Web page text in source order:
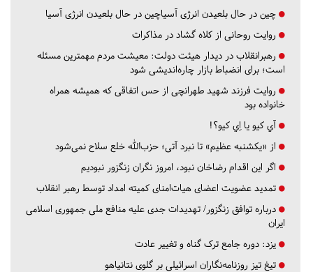
چین در حال بلعیدن انرژی آسیاچین در حال بلعیدن انرژی آسیا
روایت روحانی از کلاه گشاد در مذاکرات
رهبرانقلاب در دیدار هیئت دولت: معیشت مردم مهمترین مسئله
است؛ برای انضباط بازار چاره‌اندیشی شود
روایت فرزند شهید طهرانچی از حس اتفاقی که همیشه همراه
خانواده بود
آي كيو يا اِي كيو؟!
از «یکشنبه عظیم» تا نبرد آتی؛ حزب‌الله خلع سلاح نمی‌شود
اگر این اقدام رضاخان نبود، امروز نگران زنگزور نبودیم
تمدید عضویت اعضای هیات‌امنای کمیته امداد توسط رهبر انقلاب
درباره توافق زنگزور/ تهدیدات جدی علیه منافع ملی جمهوری اسلامی
ایران
یزد: دوره جامع ترک گناه و تغییر عادت
تیغ تیز روزنامه‌نگاران اسرائیلی بر گلوی نتانیاهو